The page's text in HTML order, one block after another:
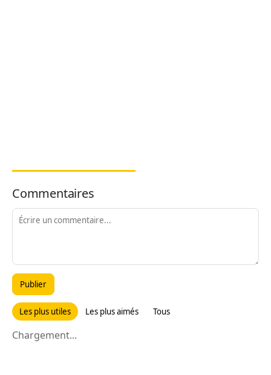
Commentaires
Publier
Les plus utiles Les plus aimés Tous
Chargement...